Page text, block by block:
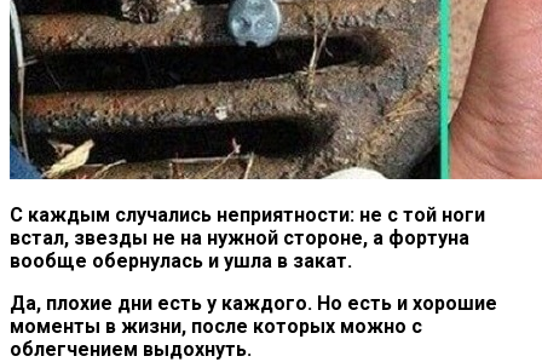
С каждым случались неприятности: не с той ноги
встал, звезды не на нужной стороне, а фортуна
вообще обернулась и ушла в закат.
Да, плохие дни есть у каждого. Но есть и хорошие
моменты в жизни, после которых можно с
облегчением выдохнуть.